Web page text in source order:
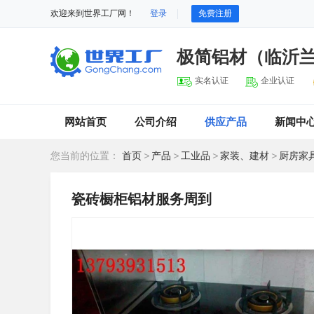
欢迎来到世界工厂网！ 登录 免费注册
极简铝材（临沂
实名认证 企业认证
网站首页 公司介绍 供应产品 新闻中
您当前的位置： 首页 > 产品 > 工业品 >家装、建材 > 厨房家
瓷砖橱柜铝材服务周到